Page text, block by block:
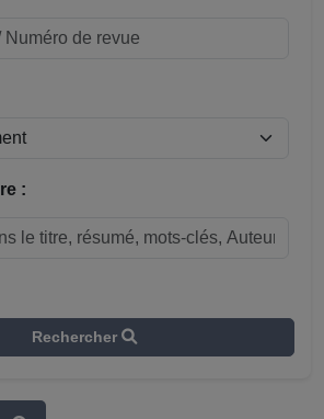
:
Rechercher